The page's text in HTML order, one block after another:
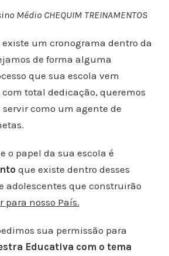
Médio CHEQUIM TREINAMENTOS
um cronograma dentro da
de forma alguma
que sua escola vem
total dedicação, queremos
como um agente de
o papel da sua escola é
que existe dentro desses
adolescentes que construirão
nosso País.
sua permissão para
Educativa com o tema